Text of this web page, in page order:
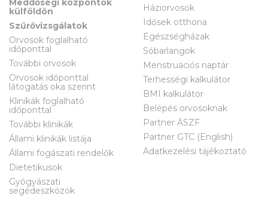
Meddőségi központok
külföldön
Szűrővizsgálatok
Orvosok foglalható
időponttal
További orvosok
Orvosok időponttal
látogatás oka szerint
Klinikák foglalható
időponttal
További klinikák
Állami klinikák listája
Állami fogászati rendelők
Dietetikusok
Gyógyászati
segédeszközök
Háziorvosok
Idősek otthona
Egészségházak
Sóbarlangok
Menstruációs naptár
Terhességi kalkulátor
BMI kalkulátor
Belépés orvosoknak
Partner ÁSZF
Partner GTC (English)
Adatkezelési tájékoztató